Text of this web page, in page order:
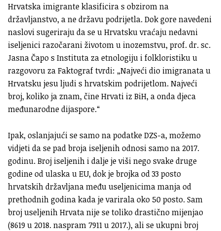
Hrvatska imigrante klasificira s obzirom na
državljanstvo, a ne državu podrijetla. Dok gore navedeni
naslovi sugeriraju da se u Hrvatsku vraćaju nedavni
iseljenici razočarani životom u inozemstvu, prof. dr. sc.
Jasna Čapo s Instituta za etnologiju i folkloristiku u
razgovoru za Faktograf tvrdi: „Najveći dio imigranata u
Hrvatsku jesu ljudi s hrvatskim podrijetlom. Najveći
broj, koliko ja znam, čine Hrvati iz BiH, a onda djeca
međunarodne dijaspore.“
Ipak, oslanjajući se samo na podatke DZS-a, možemo
vidjeti da se pad broja iseljenih odnosi samo na 2017.
godinu. Broj iseljenih i dalje je viši nego svake druge
godine od ulaska u EU, dok je brojka od 33 posto
hrvatskih državljana među useljenicima manja od
prethodnih godina kada je varirala oko 50 posto. Sam
broj useljenih Hrvata nije se toliko drastično mijenjao
(8619 u 2018. naspram 7911 u 2017.), ali se ukupni broj